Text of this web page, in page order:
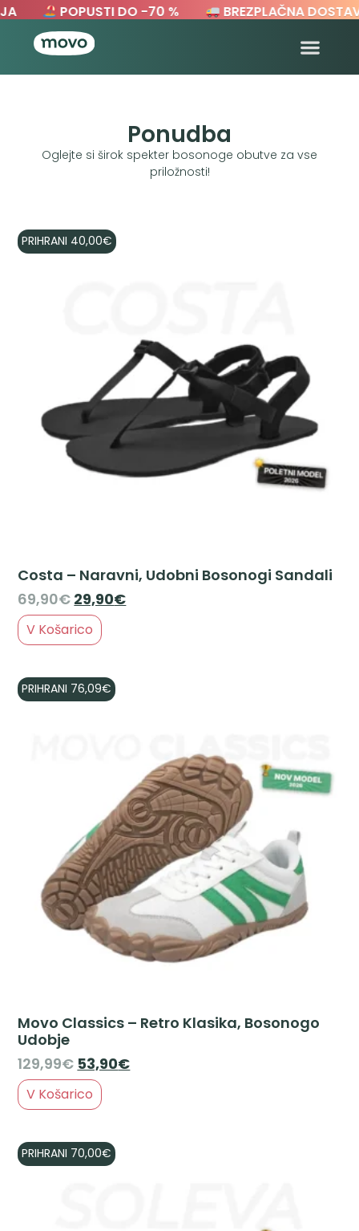
POPUSTI DO -70 % BREZPLAČNA DOSTAVA
Ponudba
Oglejte si širok spekter bosonoge obutve za vse
priložnosti!
PRIHRANI 40,00€
Costa – Naravni, Udobni Bosonogi Sandali
69,90€ 29,90€
V Košarico
PRIHRANI 76,09€
Movo Classics – Retro Klasika, Bosonogo
Udobje
129,99€ 53,90€
V Košarico
PRIHRANI 70,00€